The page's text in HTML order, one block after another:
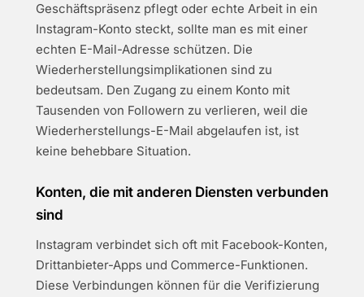
Geschäftspräsenz pflegt oder echte Arbeit in ein
Instagram-Konto steckt, sollte man es mit einer
echten E-Mail-Adresse schützen. Die
Wiederherstellungsimplikationen sind zu
bedeutsam. Den Zugang zu einem Konto mit
Tausenden von Followern zu verlieren, weil die
Wiederherstellungs-E-Mail abgelaufen ist, ist
keine behebbare Situation.
Konten, die mit anderen Diensten verbunden
sind
Instagram verbindet sich oft mit Facebook-Konten,
Drittanbieter-Apps und Commerce-Funktionen.
Diese Verbindungen können für die Verifizierung